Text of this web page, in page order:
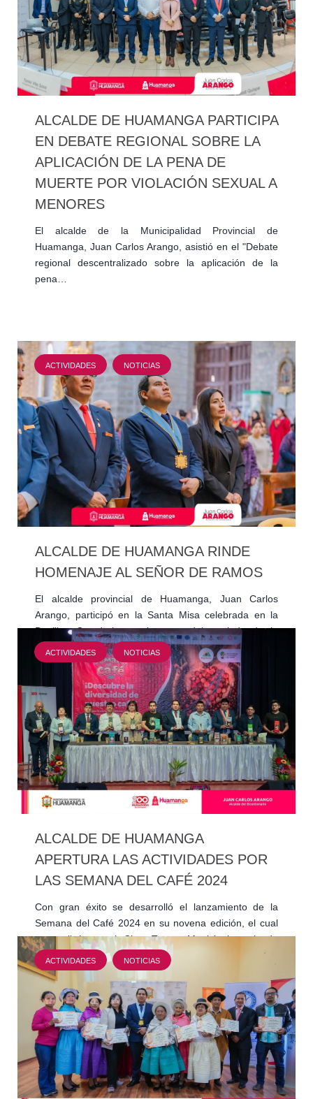
ALCALDE DE HUAMANGA PARTICIPA
EN DEBATE REGIONAL SOBRE LA
APLICACIÓN DE LA PENA DE
MUERTE POR VIOLACIÓN SEXUAL A
MENORES
El alcalde de la Municipalidad Provincial de
Huamanga, Juan Carlos Arango, asistió en el "Debate
regional descentralizado sobre la aplicación de la
pena…
ACTIVIDADES NOTICIAS
ALCALDE DE HUAMANGA RINDE
HOMENAJE AL SEÑOR DE RAMOS
El alcalde provincial de Huamanga, Juan Carlos
Arango, participó en la Santa Misa celebrada en la
Basílica Catedral, en el marco del traslado de la
venerada…
ACTIVIDADES NOTICIAS
ALCALDE DE HUAMANGA
APERTURA LAS ACTIVIDADES POR
LAS SEMANA DEL CAFÉ 2024
Con gran éxito se desarrolló el lanzamiento de la
Semana del Café 2024 en su novena edición, el cual
se realizó en el Cine Teatro Municipal, teniendo
como…
ACTIVIDADES NOTICIAS